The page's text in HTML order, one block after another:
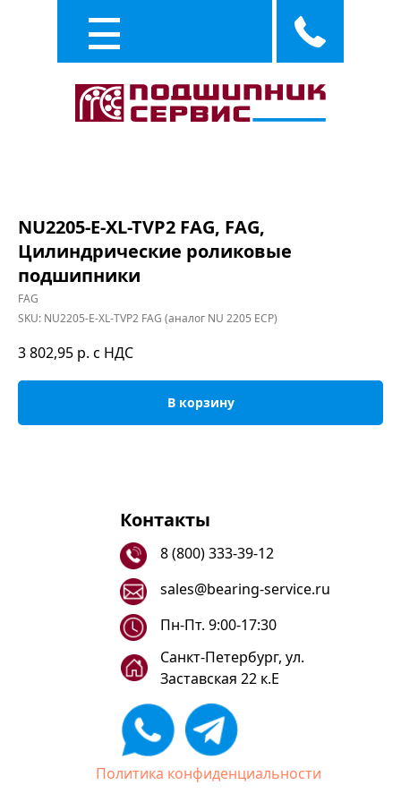
NU2205-E-XL-TVP2 FAG, FAG,
Цилиндрические роликовые
подшипники
FAG
SKU: NU2205-E-XL-TVP2 FAG (аналог NU 2205 ECP)
3 802,95 р. с НДС
В корзину
Контакты
8 (800) 333-39-12
sales@bearing-service.ru
Санкт-Петербург, ул.
Заставская 22 к.Е
Пн-Пт. 9:00-17:30
Политика конфиденциальности